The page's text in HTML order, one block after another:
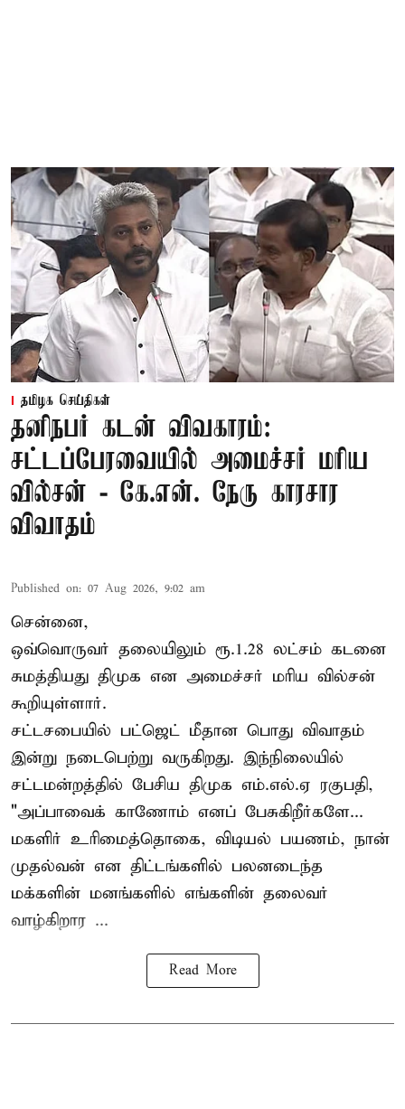
தமிழக செய்திகள்
தனிநபர் கடன் விவகாரம்:
சட்டப்பேரவையில் அமைச்சர் மரிய
வில்சன் - கே.என். நேரு காரசார
விவாதம்
Published on: 07 Aug 2026, 9:02 am
சென்னை,
ஒவ்வொருவர் தலையிலும் ரூ.1.28 லட்சம் கடனை
சுமத்தியது திமுக என அமைச்சர் மரிய வில்சன்
கூறியுள்ளார்.
சட்டசபையில் பட்ஜெட் மீதான பொது விவாதம்
இன்று நடைபெற்று வருகிறது. இந்நிலையில்
சட்டமன்றத்தில் பேசிய திமுக எம்.எல்.ஏ ரகுபதி,
"அப்பாவைக் காணோம் எனப் பேசுகிறீர்களே...
மகளிர் உரிமைத்தொகை, விடியல் பயணம், நான்
முதல்வன் என திட்டங்களில் பலனடைந்த
மக்களின் மனங்களில் எங்களின் தலைவர்
வாழ்கிறார ...
Read More